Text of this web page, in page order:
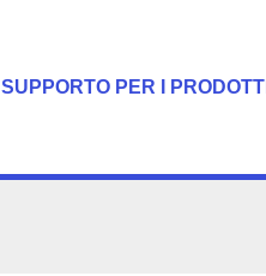
SUPPORTO PER I PRODOTTI